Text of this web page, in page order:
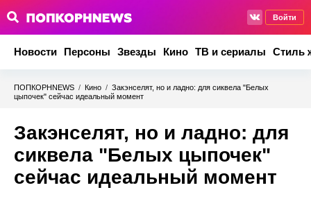
Войти
Новости Персоны Звезды Кино ТВ и сериалы Стиль
ПОПКОРНNEWS / Кино / Закэнселят, но и ладно: для сиквела "Белых
цыпочек" сейчас идеальный момент
Закэнселят, но и ладно: для
сиквела "Белых цыпочек"
сейчас идеальный момент